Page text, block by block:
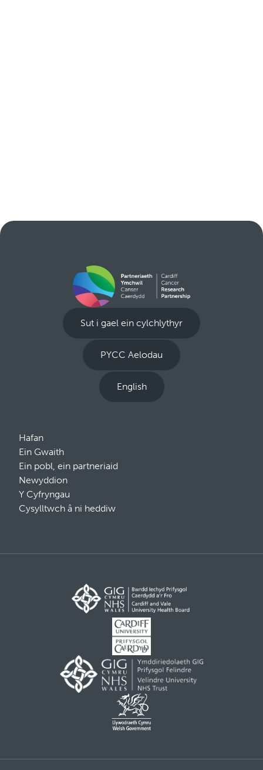
Sut i gael ein cylchlythyr
PYCC Aelodau
English
Hafan
Ein Gwaith
Ein pobl, ein partneriaid
Newyddion
Y Cyfryngau
Cysylltwch â ni heddiw